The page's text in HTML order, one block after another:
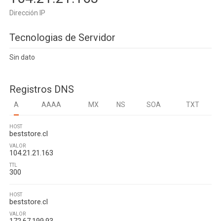
Dirección IP
Tecnologias de Servidor
Sin dato
Registros DNS
A AAAA MX NS SOA TXT
HOST
beststore.cl
VALOR
104.21.21.163
TTL
300
HOST
beststore.cl
VALOR